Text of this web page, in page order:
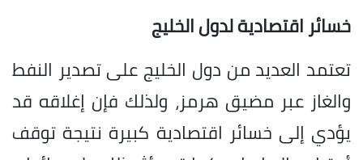
خسائر اقتصادية لدول الخليج
تعتمد العديد من دول الخليج على تصدير النفط
والغاز عبر مضيق هرمز، ولذلك فإن إغلاقه قد
يؤدي إلى خسائر اقتصادية كبيرة نتيجة توقف